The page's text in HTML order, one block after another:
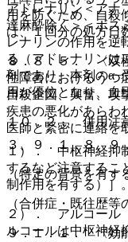
アドレナリン＜アナ
達麻酔除く＞＜ボス
レナリンの作用を逆
る（アドレナリンは
剤であり、本剤のα−
用が優位となり、血
１０．２． 併用注
１）． 中枢神経抑
するなど注意するこ
制作用を有する）］
２）． アルコール
ルコールは中枢神経
用を防ぐため、自殺
は、１回分の処方日
８．８．５． 〈双
性障害におけるうつ
自殺企図、興奮、攻
疾患の悪化があらわ
医師と緊密に連絡を
３、９．１．８、９
（特定の背景を有す
（合併症・既往歴等
９．１．１． 〈効